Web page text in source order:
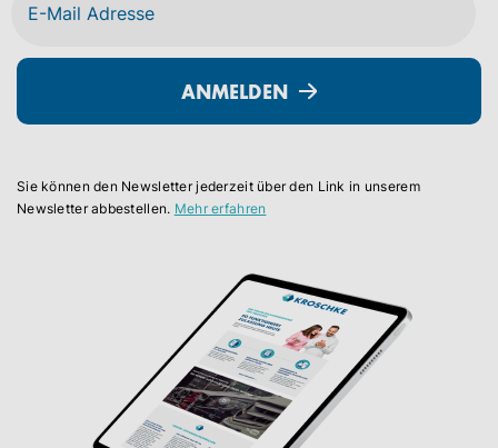
ANMELDEN
Sie können den Newsletter jederzeit über den Link in unserem
Newsletter abbestellen. Mehr erfahren